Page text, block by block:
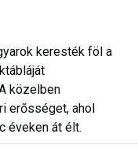
keresték föl a
közelben
erősséget, ahol
éveken át élt.